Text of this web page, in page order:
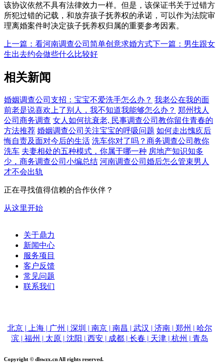
该协议依然不具有法律效力一样。但是，该保证书关于过错方
所犯过错的记载，和放弃孩子抚养权的承诺，可以作为法院审
理离婚案件时决定孩子抚养权归属的重要参考因素。
上一篇：看河南调查公司简单创意求婚方式下一篇：男生跟女
生出去约会做些什么比较好
相关新闻
婚姻调查公司支招：宝宝不爱洗手怎么办？ 我老公在我的面
前老是说喜欢上了别人，我不知道我能够怎么办？ 郑州找人
公司商务调查 女人如何抗衰老, 民事调查公司教你留住青春的
方法推荐 婚姻调查公司关注宝宝的呼吸问题 如何走出愧疚后
悔自责及面对今后的生活 洗车你对了吗？商务调查公司教你
洗车 夫妻相处的五种模式，你属于哪一种 房地产知识知多
少，商务调查公司小编总结 河南调查公司婚后怎么管束男人
才不会出轨
正在寻找值得信赖的合作伙伴？
从这里开始
关于鼎力
新闻中心
服务项目
客户反馈
常见问题
联系我们
北京 | 上海 | 广州 | 深圳 | 南京 | 南昌 | 武汉 | 济南 | 郑州 | 哈尔
滨 | 福州 | 太原 | 沈阳 | 西安 | 成都 | 长春 | 天津 | 杭州 | 青岛
Copyright © dlswzx.cn All rights reserved.